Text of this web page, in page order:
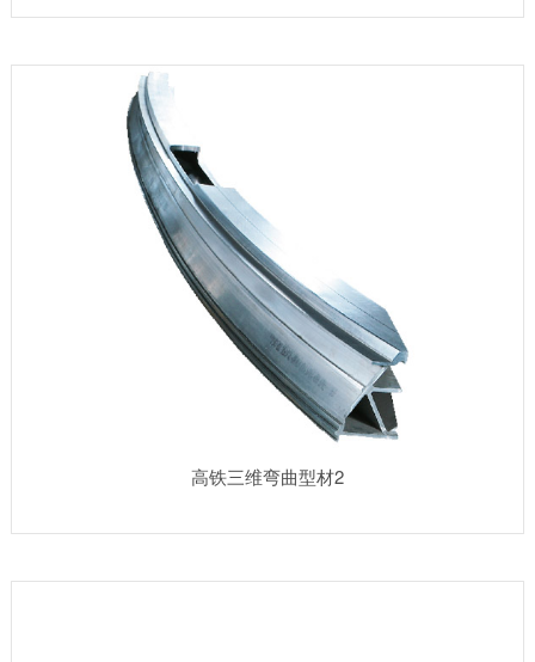
高铁三维弯曲型材2